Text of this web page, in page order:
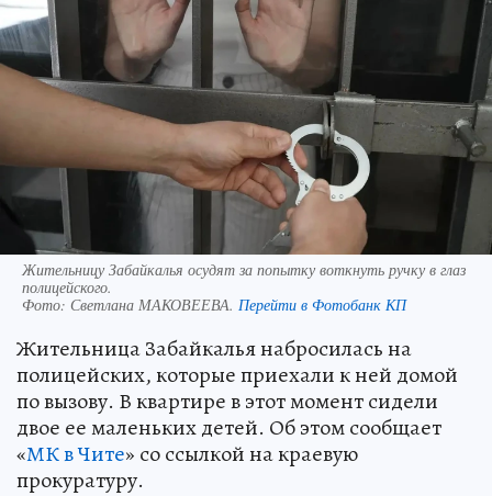
Жительницу Забайкалья осудят за попытку воткнуть ручку в глаз
полицейского.
Фото: Светлана МАКОВЕЕВА. Перейти в Фотобанк КП
Жительница Забайкалья набросилась на
полицейских, которые приехали к ней домой
по вызову. В квартире в этот момент сидели
двое ее маленьких детей. Об этом сообщает
«МК в Чите» со ссылкой на краевую
прокуратуру.